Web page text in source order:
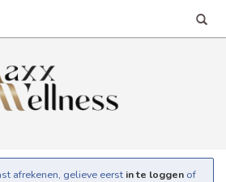
afrekenen, gelieve eerst in te loggen of